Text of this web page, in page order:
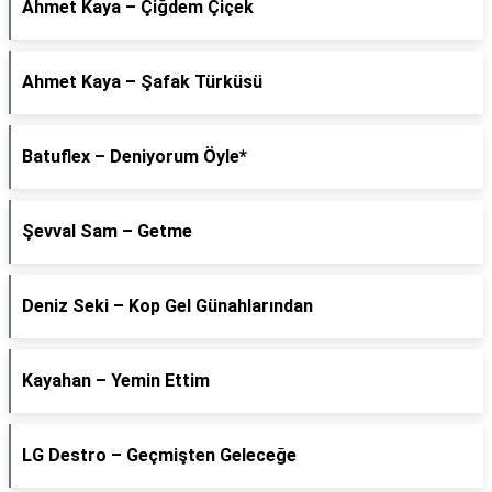
Ahmet Kaya – Çiğdem Çiçek
Ahmet Kaya – Şafak Türküsü
Batuflex – Deniyorum Öyle*
Şevval Sam – Getme
Deniz Seki – Kop Gel Günahlarından
Kayahan – Yemin Ettim
LG Destro – Geçmişten Geleceğe